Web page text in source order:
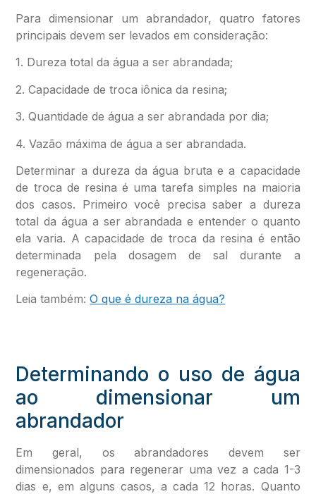
Para dimensionar um abrandador, quatro fatores
principais devem ser levados em consideração:
1. Dureza total da água a ser abrandada;
2. Capacidade de troca iônica da resina;
3. Quantidade de água a ser abrandada por dia;
4. Vazão máxima de água a ser abrandada.
Determinar a dureza da água bruta e a capacidade
de troca de resina é uma tarefa simples na maioria
dos casos. Primeiro você precisa saber a dureza
total da água a ser abrandada e entender o quanto
ela varia. A capacidade de troca da resina é então
determinada pela dosagem de sal durante a
regeneração.
Leia também:O que é dureza na água?
Determinando o uso de água
ao dimensionar um
abrandador
Em geral, os abrandadores devem ser
dimensionados para regenerar uma vez a cada 1-3
dias e, em alguns casos, a cada 12 horas. Quanto